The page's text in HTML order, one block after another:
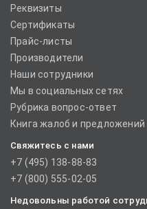
Реквизиты
Сертификаты
Прайс-листы
Производители
Наши сотрудники
Мы в социальных сетях
Рубрика вопрос-ответ
Книга жалоб и предложений
Свяжитесь с нами
+7 (495) 138-88-83
+7 (800) 555-02-05
Недовольны работой